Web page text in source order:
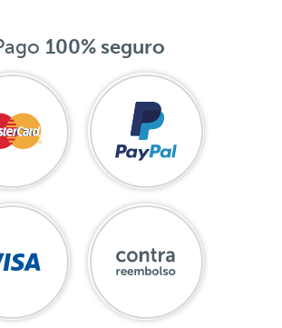
100% seguro